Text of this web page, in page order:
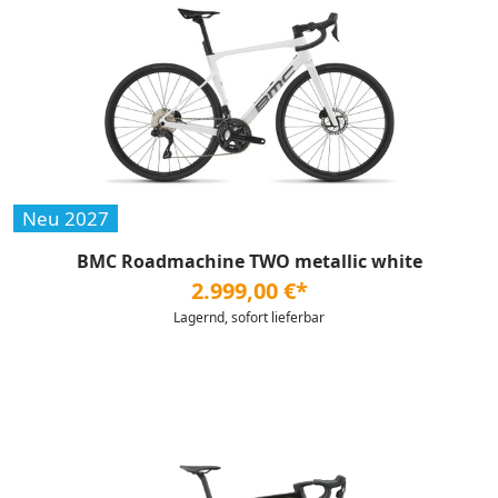
Neu 2027
BMC Roadmachine TWO metallic white
2.999,00 €*
Lagernd, sofort lieferbar